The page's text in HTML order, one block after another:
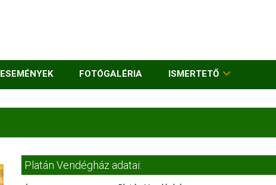
ESEMÉNYEK FOTÓGALÉRIA ISMERTETŐ
Platán Vendégház adatai: